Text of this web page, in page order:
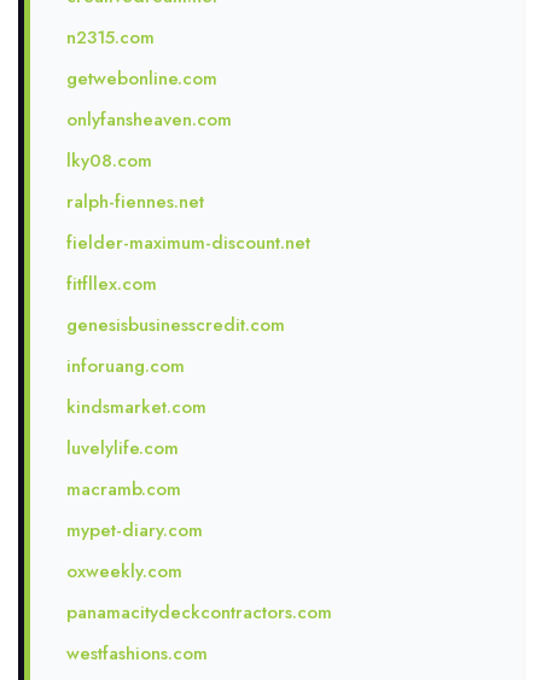
n2315.com
getwebonline.com
onlyfansheaven.com
lky08.com
ralph-fiennes.net
fielder-maximum-discount.net
fitfllex.com
genesisbusinesscredit.com
inforuang.com
kindsmarket.com
luvelylife.com
macramb.com
mypet-diary.com
oxweekly.com
panamacitydeckcontractors.com
westfashions.com